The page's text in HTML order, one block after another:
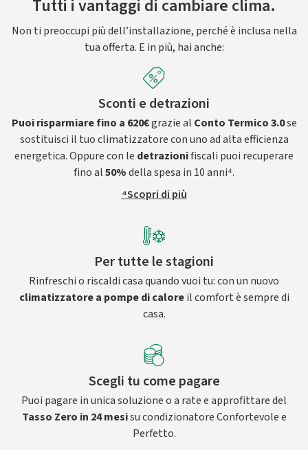
Tutti i vantaggi di cambiare clima.
Non ti preoccupi più dell’installazione, perché è inclusa nella
tua offerta. E in più, hai anche:
Sconti e detrazioni
Puoi risparmiare fino a 620€grazie al Conto Termico 3.0se
sostituisci il tuo climatizzatore con uno ad alta efficienza
energetica. Oppure con le detrazionifiscali puoi recuperare
fino al50%della spesa in 10 anni⁴.
⁴Scopri di più
Per tutte le stagioni
Rinfreschi o riscaldi casa quando vuoi tu: con un nuovo
climatizzatore a pompe di caloreil comfort è sempre di
casa.
Scegli tu come pagare
Puoi pagare in unica soluzione o a rate e approfittare del
Tasso Zero in 24 mesisu condizionatore Confortevole e
Perfetto.